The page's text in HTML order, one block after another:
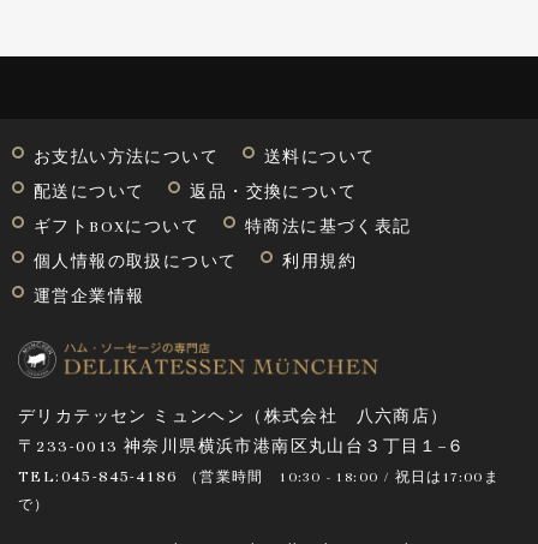
お支払い方法について
送料について
配送について
返品・交換について
ギフトBOXについて
特商法に基づく表記
個人情報の取扱について
利用規約
運営企業情報
デリカテッセン ミュンヘン（株式会社 八六商店）
〒233-0013 神奈川県横浜市港南区丸山台３丁目１−６
TEL:045-845-4186
（営業時間10:30 - 18:00 / 祝日は17:00ま
で ）